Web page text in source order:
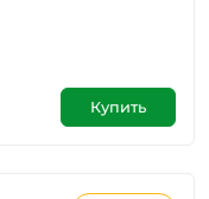
Купить